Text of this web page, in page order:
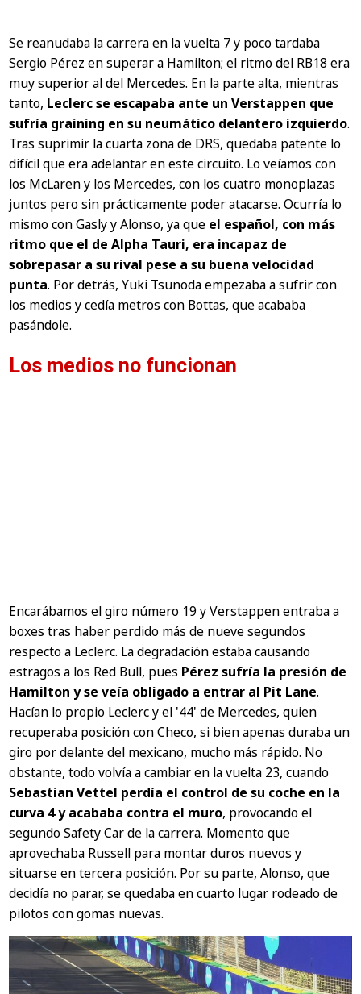
Se reanudaba la carrera en la vuelta 7 y poco tardaba
Sergio Pérez en superar a Hamilton; el ritmo del RB18 era
muy superior al del Mercedes. En la parte alta, mientras
tanto, Leclerc se escapaba ante un Verstappen que
sufría graining en su neumático delantero izquierdo.
Tras suprimir la cuarta zona de DRS, quedaba patente lo
difícil que era adelantar en este circuito. Lo veíamos con
los McLaren y los Mercedes, con los cuatro monoplazas
juntos pero sin prácticamente poder atacarse. Ocurría lo
mismo con Gasly y Alonso, ya que el español, con más
ritmo que el de Alpha Tauri, era incapaz de
sobrepasar a su rival pese a su buena velocidad
punta. Por detrás, Yuki Tsunoda empezaba a sufrir con
los medios y cedía metros con Bottas, que acababa
pasándole.
Los medios no funcionan
Encarábamos el giro número 19 y Verstappen entraba a
boxes tras haber perdido más de nueve segundos
respecto a Leclerc. La degradación estaba causando
estragos a los Red Bull, pues Pérez sufría la presión de
Hamilton y se veía obligado a entrar al Pit Lane.
Hacían lo propio Leclerc y el '44' de Mercedes, quien
recuperaba posición con Checo, si bien apenas duraba un
giro por delante del mexicano, mucho más rápido. No
obstante, todo volvía a cambiar en la vuelta 23, cuando
Sebastian Vettel perdía el control de su coche en la
curva 4 y acababa contra el muro, provocando el
segundo Safety Car de la carrera. Momento que
aprovechaba Russell para montar duros nuevos y
situarse en tercera posición. Por su parte, Alonso, que
decidía no parar, se quedaba en cuarto lugar rodeado de
pilotos con gomas nuevas.